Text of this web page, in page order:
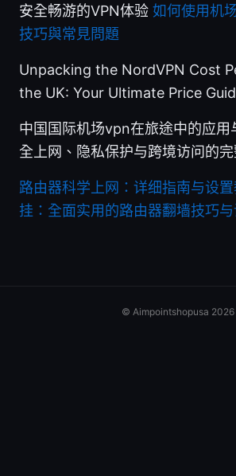
安全畅游的VPN体验 如何使用机
技巧與常見問題
Unpacking the NordVPN Cost
the UK: Your Ultimate Price
中国国际机场vpn在旅途中的应用
全上网、隐私保护与跨境访问的
路由器科学上网：详细指南与设
挂：全面实用的路由器翻墙技巧
© Aimpointshopusa 2026